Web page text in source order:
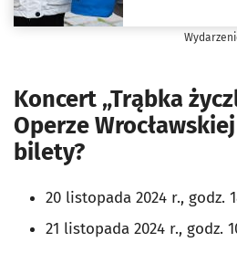
Koncert „Trąbka
Operze
bilety?
20 listopada 2024 r., godz.
21 listopada 2024 r., godz.